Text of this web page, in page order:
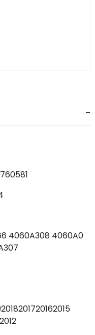
4060A308 4060A0
2018201720162015
2012